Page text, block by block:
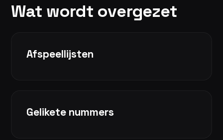
Wat wordt overgezet
Afspeellijsten
Gelikete nummers